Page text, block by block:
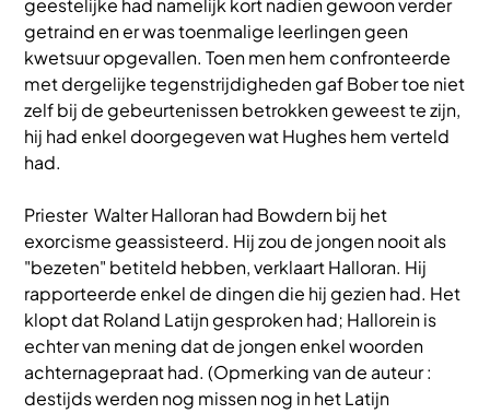
geestelijke had namelijk kort nadien gewoon verder
getraind en er was toenmalige leerlingen geen
kwetsuur opgevallen. Toen men hem confronteerde
met dergelijke tegenstrijdigheden gaf Bober toe niet
zelf bij de gebeurtenissen betrokken geweest te zijn,
hij had enkel doorgegeven wat Hughes hem verteld
had.
Priester Walter Halloran had Bowdern bij het
exorcisme geassisteerd. Hij zou de jongen nooit als
"bezeten" betiteld hebben, verklaart Halloran. Hij
rapporteerde enkel de dingen die hij gezien had. Het
klopt dat Roland Latijn gesproken had; Hallorein is
echter van mening dat de jongen enkel woorden
achternagepraat had. (Opmerking van de auteur :
destijds werden nog missen nog in het Latijn